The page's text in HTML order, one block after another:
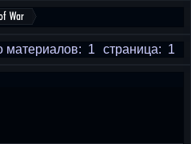
War
страница: 1
материалов: 1